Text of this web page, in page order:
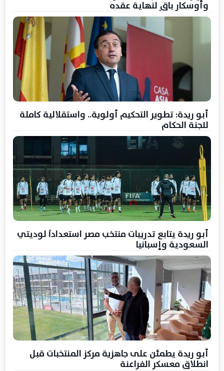
وأوسكار باقٍ لنهاية عقده
أبو ريدة: تطوير التحكيم أولوية.. واستقلالية كاملة
للجنة الحكام
أبو ريدة يتابع تدريبات منتخب مصر استعداداً لوديتي
السعودية وإسبانيا
أبو ريدة يطمئن على جاهزية مركز المنتخبات قبل
انطلاق معسكر الفراعنة